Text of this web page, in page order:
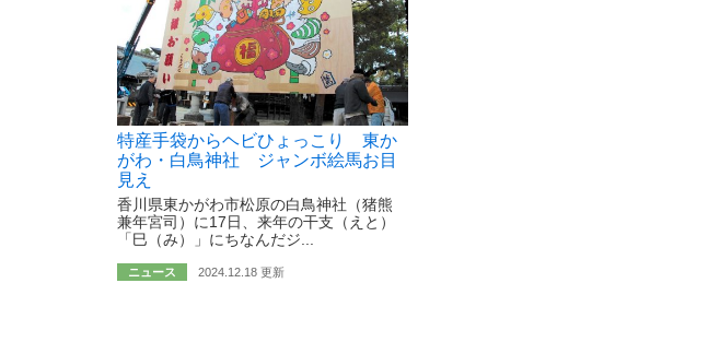
特産手袋からヘビひょっこり 東か
がわ・白鳥神社 ジャンボ絵馬お目
見え
香川県東かがわ市松原の白鳥神社（猪熊
兼年宮司）に17日、来年の干支（えと）
「巳（み）」にちなんだジ...
ニュース 2024.12.18 更新